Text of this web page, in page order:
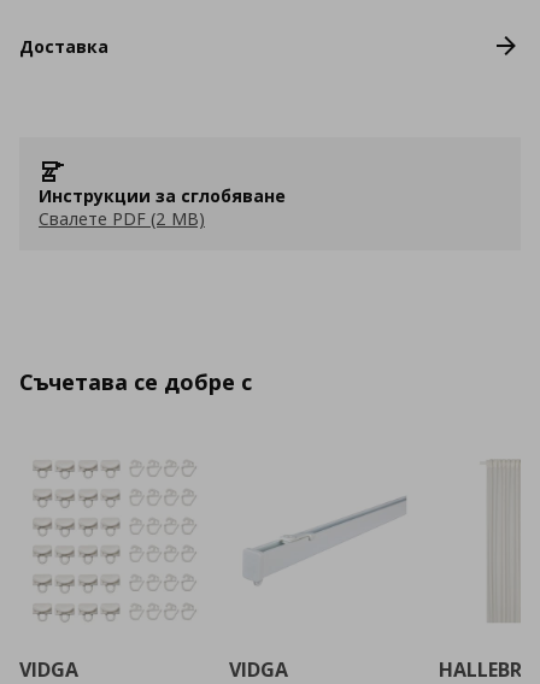
Доставка
Инструкции за сглобяване
Свалете PDF (2 MB)
Съчетава се добре с
VIDGA
VIDGA